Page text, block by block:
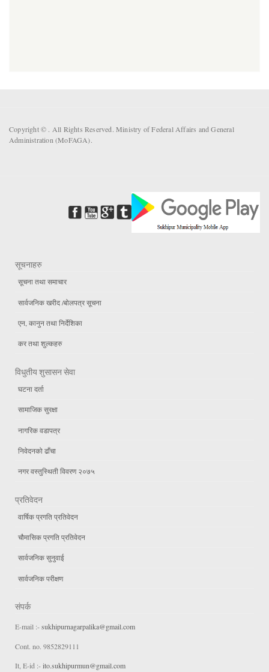
Copyright © . All Rights Reserved. Ministry of Federal Affairs and General
Administration (MoFAGA).
सूचनाहरु
सूचना तथा समाचार
सार्वजनिक खरीद /बोलपत्र सूचना
एन, कानुन तथा निर्देशिका
कर तथा शुल्कहरु
विधुतीय शुसासन सेवा
घटना दर्ता
सामाजिक सुरक्षा
नागरिक वडापत्र
निवेदनको ढाँचा
नगर वस्तुस्थिती विवरण २०७५
प्रतिवेदन
वार्षिक प्रगति प्रतिवेदन
चौमासिक प्रगति प्रतिवेदन
सार्वजनिक सुनुवाई
सार्वजनिक परीक्षण
संपर्क
E-mail :-sukhipurnagarpalika@gmail.com
Cont. no. 9852829111
It, E-id :-ito.sukhipurmun@gmail.com